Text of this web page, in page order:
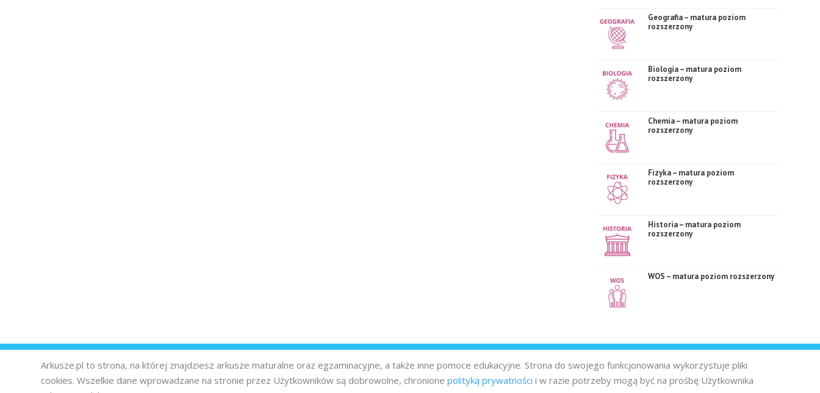
Geografia – matura poziom
rozszerzony
Biologia – matura poziom
rozszerzony
Chemia – matura poziom
rozszerzony
Fizyka – matura poziom
rozszerzony
Historia – matura poziom
rozszerzony
WOS – matura poziom rozszerzony
Arkusze.pl to strona, na której znajdziesz arkusze maturalne oraz egzaminacyjne, a także inne pomoce edukacyjne. Strona do swojego funkcjonowania wykorzystuje pliki
cookies. Wszelkie dane wprowadzane na stronie przez Użytkowników są dobrowolne, chronione polityką prywatności i w razie potrzeby mogą być na prośbę Użytkownika